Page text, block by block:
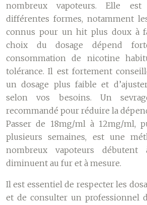
nombreux vapoteurs. Elle est
différentes formes, notamment
connus pour un hit plus doux à
choix du dosage dépend
consommation de nicotine
tolérance. Il est fortement
un dosage plus faible et
selon vos besoins. Un
recommandé pour réduire la
Passer de 18mg/ml à 12mg/ml,
plusieurs semaines, est une
nombreux vapoteurs débutent
diminuent au fur et à mesure.
Il est essentiel de respecter les
et de consulter un professionnel